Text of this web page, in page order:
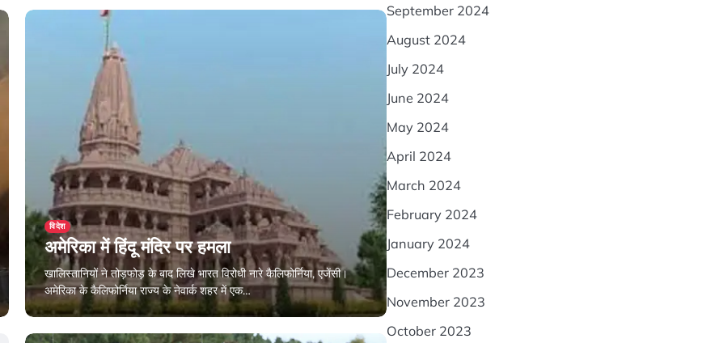
विदेश
अमेरिका में हिंदू मंदिर पर हमला
खालिस्तानियों ने तोड़फोड़ के बाद लिखे भारत विरोधी नारे कैलिफोर्निया, एजेंसी।
अमेरिका के कैलिफोर्निया राज्य के नेवार्क शहर में एक…
December 23, 2023
September 2024
August 2024
July 2024
June 2024
May 2024
April 2024
March 2024
February 2024
January 2024
December 2023
November 2023
October 2023